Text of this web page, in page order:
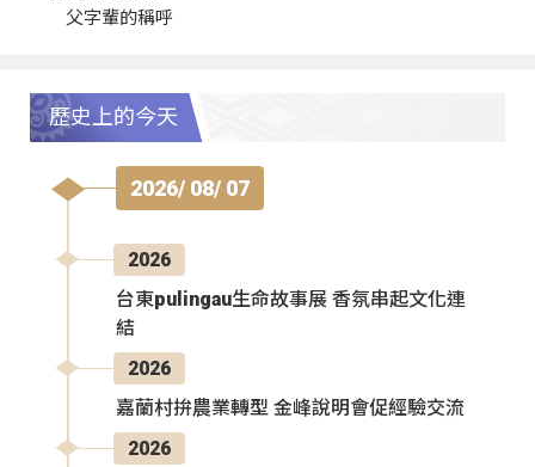
父字輩的稱呼
歷史上的今天
2026/ 08/ 07
2026
台東pulingau生命故事展 香氛串起文化連
結
2026
嘉蘭村拚農業轉型 金峰說明會促經驗交流
2026